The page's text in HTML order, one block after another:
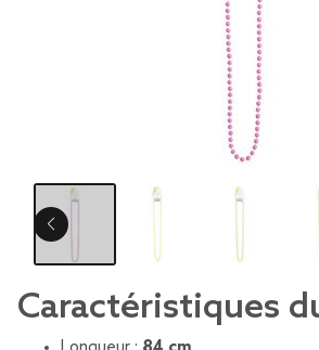
Caractéristiques